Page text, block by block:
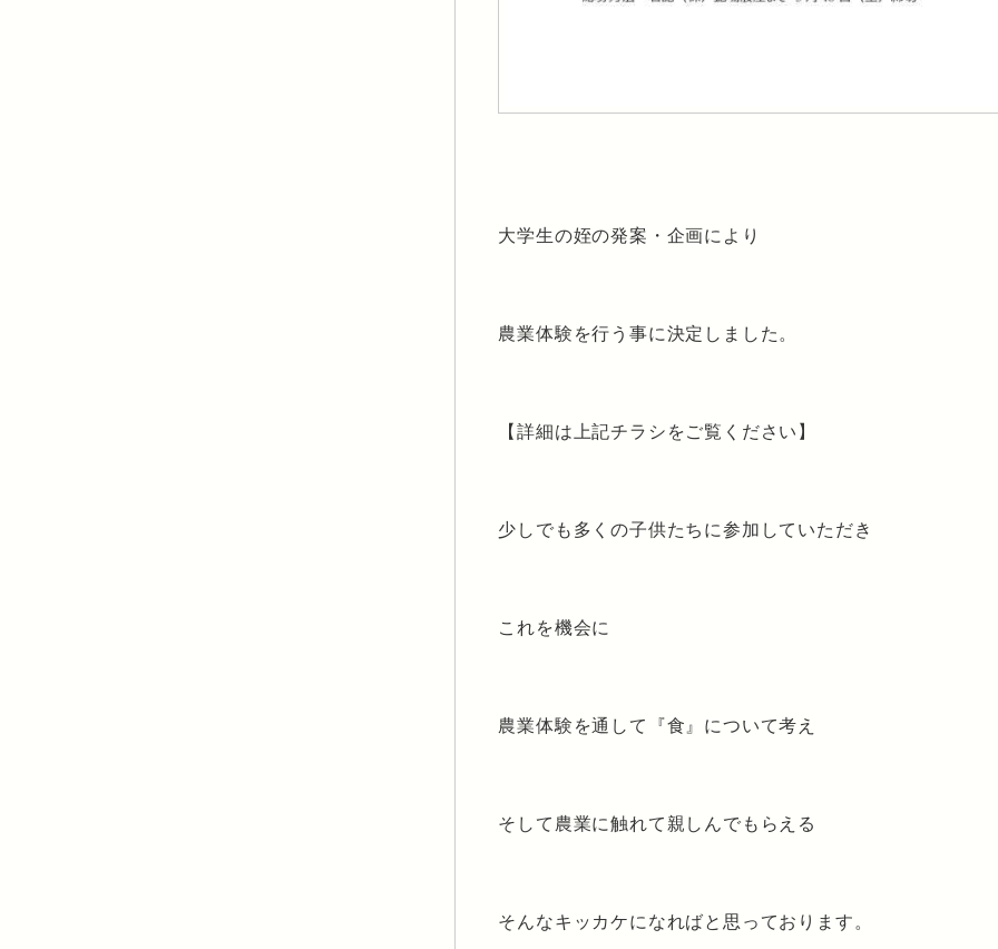
大学生の姪の発案・企画により
農業体験を行う事に決定しました。
【詳細は上記チラシをご覧ください】
少しでも多くの子供たちに参加していただき
これを機会に
農業体験を通して『食』について考え
そして農業に触れて親しんでもらえる
そんなキッカケになればと思っております。